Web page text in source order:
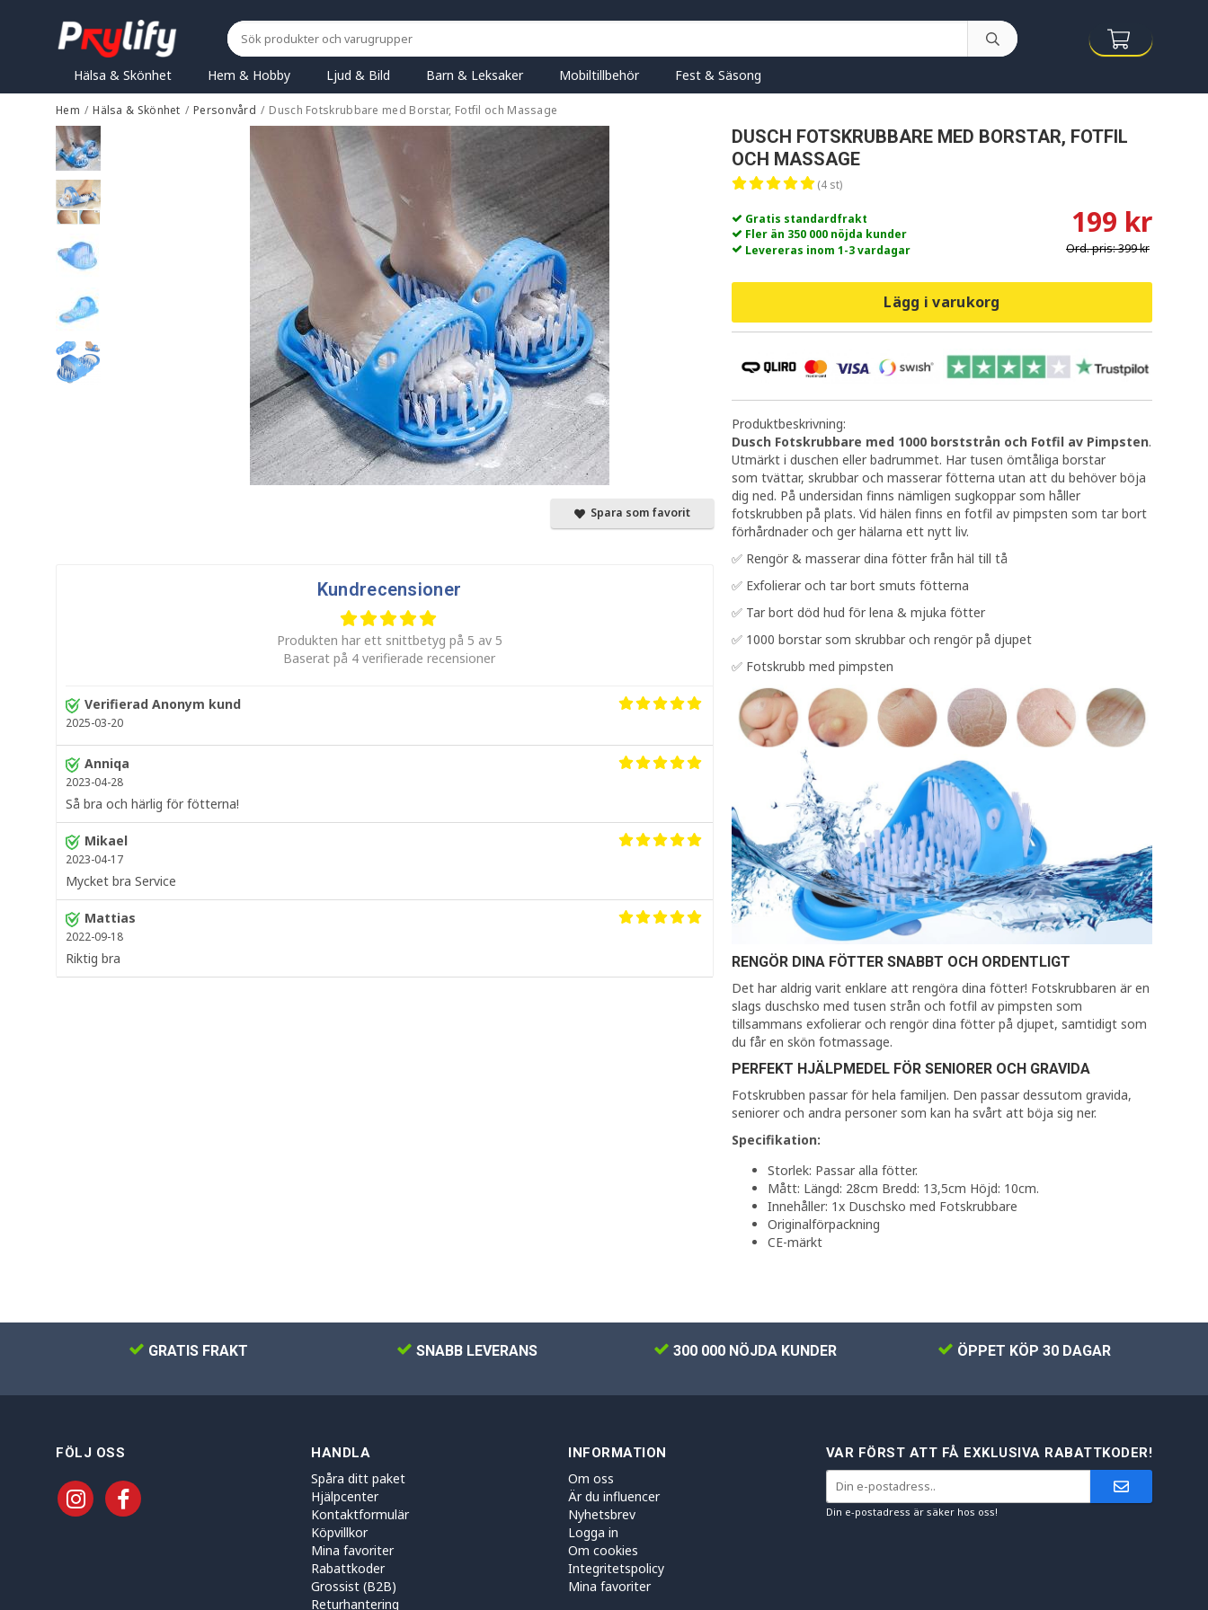
Hälsa & Skönhet Hem & Hobby Ljud & Bild Barn & Leksaker Mobiltillbehör Fest & Säsong
Hem / Hälsa & Skönhet / Personvård / Dusch Fotskrubbare med Borstar, Fotfil och Massage
DUSCH FOTSKRUBBARE MED BORSTAR, FOTFIL
OCH MASSAGE
(4 st)
Gratis standardfrakt
Fler än 350 000 nöjda kunder
Levereras inom 1-3 vardagar
199 kr
Ord. pris:399 kr
Lägg i varukorg
Produktbeskrivning:
Dusch Fotskrubbare med 1000 borststrån och Fotfil av Pimpsten.
Utmärkt i duschen eller badrummet. Har tusen ömtåliga borstar
som tvättar, skrubbar och masserar fötterna utan att du behöver böja
dig ned. På undersidan finns nämligen sugkoppar som håller
fotskrubben på plats. Vid hälen finns en fotfil av pimpsten som tar bort
förhårdnader och ger hälarna ett nytt liv.
✅ Rengör & masserar dina fötter från häl till tå
✅ Exfolierar och tar bort smuts fötterna
✅ Tar bort död hud för lena & mjuka fötter
✅ 1000 borstar som skrubbar och rengör på djupet
✅ Fotskrubb med pimpsten
RENGÖR DINA FÖTTER SNABBT OCH ORDENTLIGT
Det har aldrig varit enklare att rengöra dina fötter! Fotskrubbaren är en
slags duschsko med tusen strån och fotfil av pimpsten som
tillsammans exfolierar och rengör dina fötter på djupet, samtidigt som
du får en skön fotmassage.
PERFEKT HJÄLPMEDEL FÖR SENIORER OCH GRAVIDA
Fotskrubben passar för hela familjen. Den passar dessutom gravida,
seniorer och andra personer som kan ha svårt att böja sig ner.
Specifikation:
Storlek: Passar alla fötter.
Mått: Längd: 28cm Bredd: 13,5cm Höjd: 10cm.
Innehåller: 1x Duschsko med Fotskrubbare
Originalförpackning
CE-märkt
Spara som favorit
Kundrecensioner
Produkten har ett snittbetyg på 5 av 5
Baserat på 4 verifierade recensioner
Verifierad Anonym kund
2025-03-20
Anniqa
2023-04-28
Så bra och härlig för fötterna!
Mikael
2023-04-17
Mycket bra Service
Mattias
2022-09-18
Riktig bra
GRATIS FRAKT SNABB LEVERANS 300 000 NÖJDA KUNDER ÖPPET KÖP 30 DAGAR
FÖLJ OSS HANDLA
Spåra ditt paket
Hjälpcenter
Kontaktformulär
Köpvillkor
Mina favoriter
Rabattkoder
Grossist (B2B)
Returhantering
INFORMATION
Om oss
Är du influencer
Nyhetsbrev
Logga in
Om cookies
Integritetspolicy
Mina favoriter
VAR FÖRST ATT FÅ EXKLUSIVA RABATTKODER!
Din e-postadress är säker hos oss!